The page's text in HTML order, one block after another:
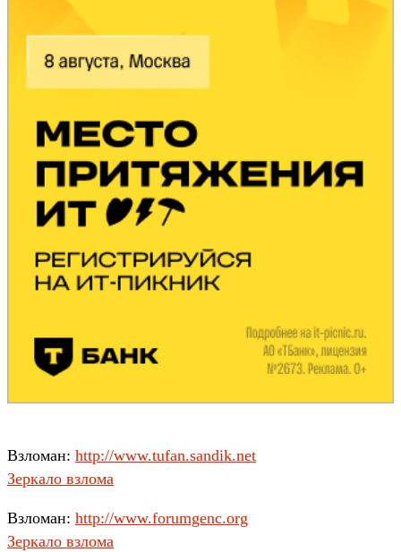
Взломан: http://www.tufan.sandik.net
Зеркало взлома
Взломан: http://www.forumgenc.org
Зеркало взлома